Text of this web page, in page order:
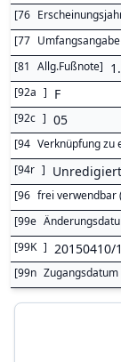
[76
[77
[81 Allg.Fußnote]
[92a ] F
[92c ] 05
[94 Verknüpfung zu
[94r ]
[96 frei verwendbar
[99e
[99K ] 20150410/
[99n